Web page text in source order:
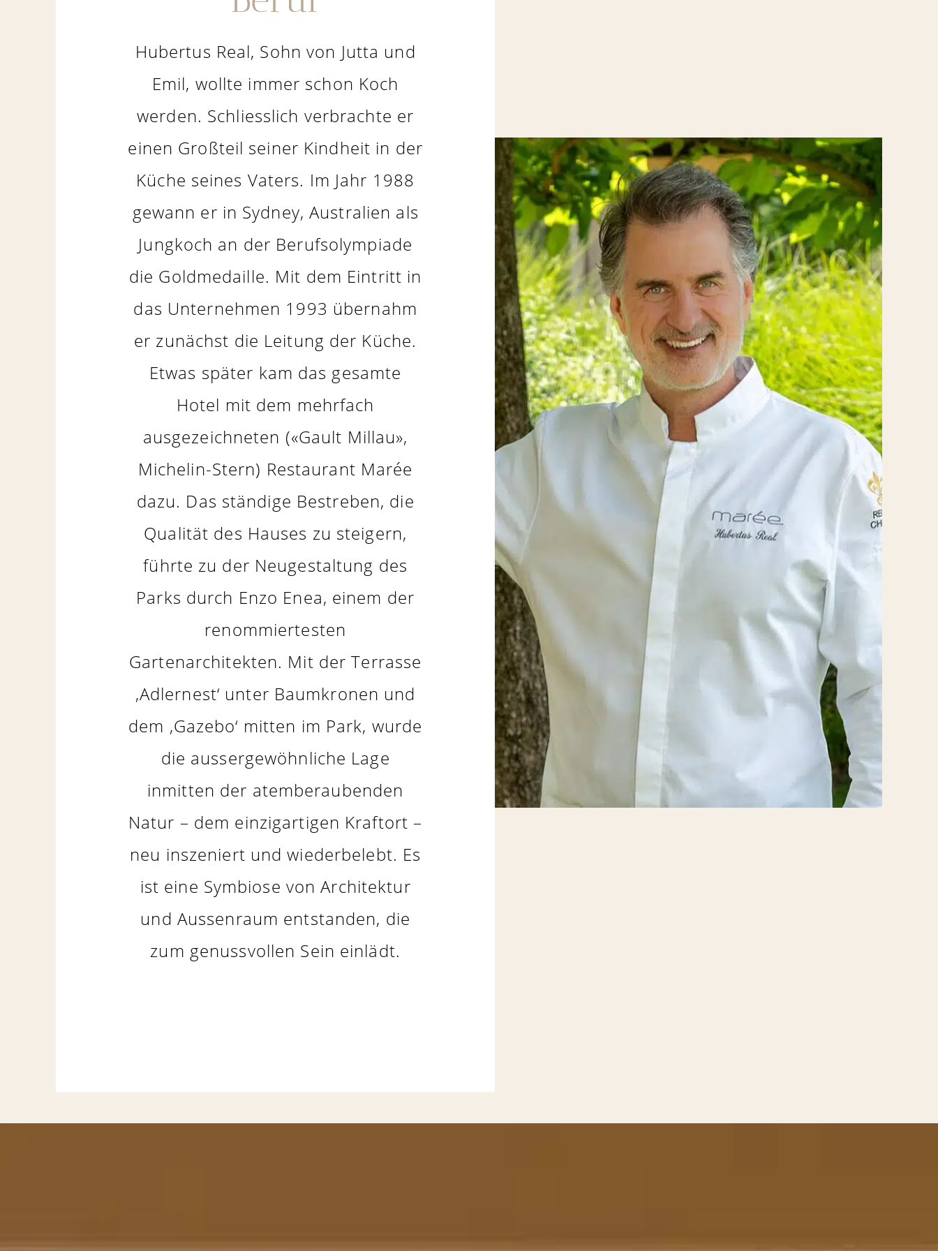
Hubertus Real, Sohn von Jutta und
Emil, wollte immer schon Koch
werden. Schliesslich verbrachte er
einen Großteil seiner Kindheit in der
Küche seines Vaters. Im Jahr 1988
gewann er in Sydney, Australien als
Jungkoch an der Berufsolympiade
die Goldmedaille. Mit dem Eintritt in
das Unternehmen 1993 übernahm
er zunächst die Leitung der Küche.
Etwas später kam das gesamte
Hotel mit dem mehrfach
ausgezeichneten («Gault Millau»,
Michelin-Stern) Restaurant Marée
dazu. Das ständige Bestreben, die
Qualität des Hauses zu steigern,
führte zu der Neugestaltung des
Parks durch Enzo Enea, einem der
renommiertesten
Gartenarchitekten. Mit der Terrasse
‚Adlernest‘ unter Baumkronen und
dem ‚Gazebo‘ mitten im Park, wurde
die aussergewöhnliche Lage
inmitten der atemberaubenden
Natur – dem einzigartigen Kraftort –
neu inszeniert und wiederbelebt. Es
ist eine Symbiose von Architektur
und Aussenraum entstanden, die
zum genussvollen Sein einlädt.